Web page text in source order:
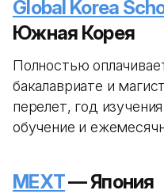
Global Korea
Южная Корея
Полностью
бакалавриате и
перелет, год
обучение и
MEXT— Япония